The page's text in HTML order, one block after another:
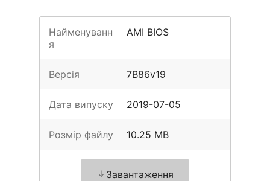
Найменуванн
я
AMI BIOS
Версія 7B86v19
Дата випуску 2019-07-05
Розмір файлу 10.25 MB
Завантаження